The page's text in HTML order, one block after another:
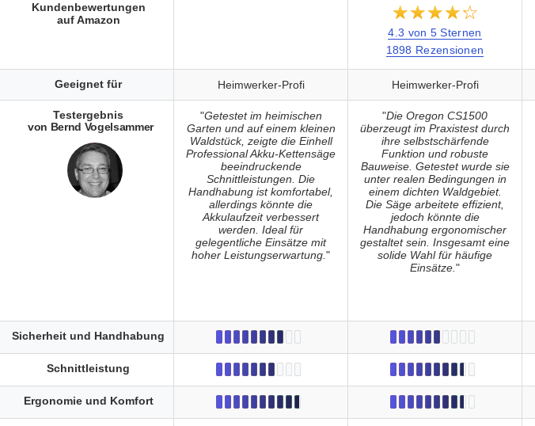
★★★★★
☆☆☆☆☆
4.3 von 5 Sternen
1898 Rezensionen
Heimwerker-Profi Heimwerker-Profi
"Getestet im heimischen
Garten und auf einem kleinen
Waldstück, zeigte die Einhell
Professional Akku-Kettensäge
beeindruckende
Schnittleistungen. Die
Handhabung ist komfortabel,
allerdings könnte die
Akkulaufzeit verbessert
werden. Ideal für
gelegentliche Einsätze mit
hoher Leistungserwartung."
"Die Oregon CS1500
überzeugt im Praxistest durch
ihre selbstschärfende
Funktion und robuste
Bauweise. Getestet wurde sie
unter realen Bedingungen in
einem dichten Waldgebiet.
Die Säge arbeitete effizient,
jedoch könnte die
Handhabung ergonomischer
gestaltet sein. Insgesamt eine
solide Wahl für häufige
Einsätze."
Kundenbewertungen
auf Amazon
Geeignet für
Testergebnis
von Bernd Vogelsammer
Sicherheit und Handhabung
Schnittleistung
Ergonomie und Komfort